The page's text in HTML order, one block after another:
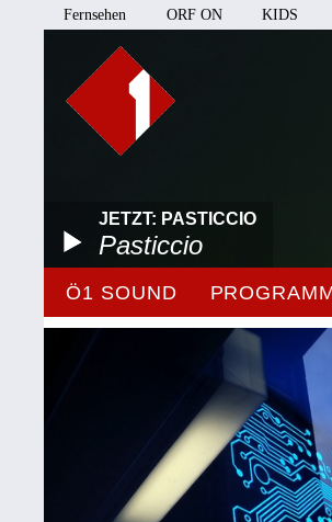
Fernsehen ORF ON KIDS
JETZT: PASTICCIO
Pasticcio
Ö1 SOUND